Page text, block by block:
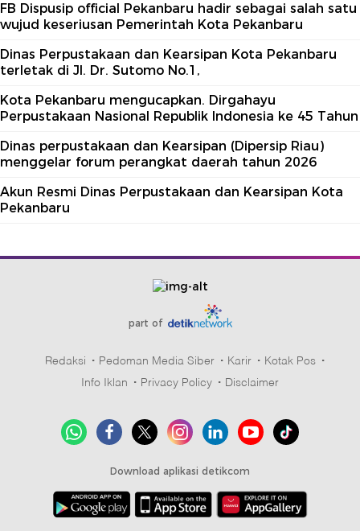
FB Dispusip official Pekanbaru hadir sebagai salah satu
wujud keseriusan Pemerintah Kota Pekanbaru
Dinas Perpustakaan dan Kearsipan Kota Pekanbaru
terletak di Jl. Dr. Sutomo No.1,
Kota Pekanbaru mengucapkan. Dirgahayu
Perpustakaan Nasional Republik Indonesia ke 45 Tahun
Dinas perpustakaan dan Kearsipan (Dipersip Riau)
menggelar forum perangkat daerah tahun 2026
Akun Resmi Dinas Perpustakaan dan Kearsipan Kota
Pekanbaru
part of
Redaksi Pedoman Media Siber Karir
Kotak Pos
Info Iklan
Privacy Policy Disclaimer
Download aplikasi detikcom